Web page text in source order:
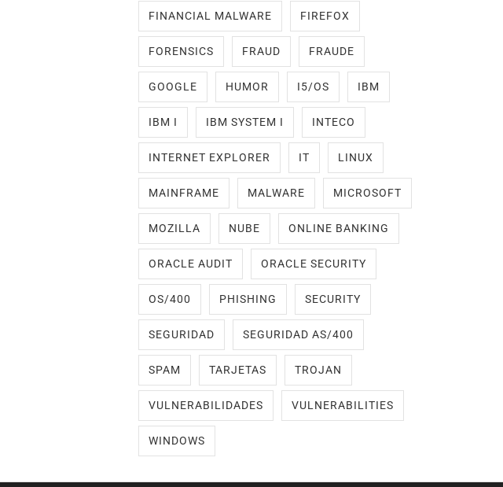
FINANCIAL MALWARE FIREFOX
FORENSICS FRAUD FRAUDE
GOOGLE HUMOR I5/OS IBM
IBM I IBM SYSTEM I INTECO
INTERNET EXPLORER IT LINUX
MAINFRAME MALWARE MICROSOFT
MOZILLA NUBE ONLINE BANKING
ORACLE AUDIT ORACLE SECURITY
OS/400 PHISHING SECURITY
SEGURIDAD SEGURIDAD AS/400
SPAM TARJETAS TROJAN
VULNERABILIDADES VULNERABILITIES
WINDOWS